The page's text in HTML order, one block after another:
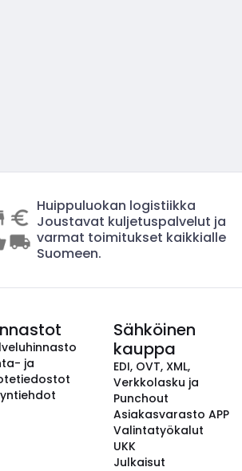
Huippuluokan logistiikka
Joustavat kuljetuspalvelut ja
varmat toimitukset kaikkialle
Suomeen.
ja
Sähköinen
kauppa
EDI, OVT, XML,
Verkkolasku ja
Punchout
Asiakasvarasto APP
Valintatyökalut
UKK
Julkaisut